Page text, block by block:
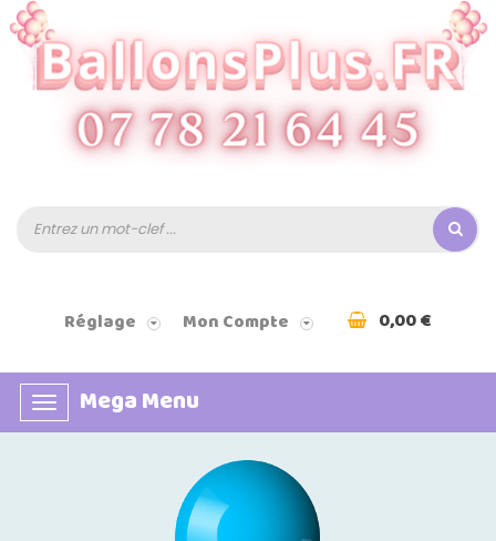
Réglage Mon Compte 0,00 €
Basculer
la
Mega Menu